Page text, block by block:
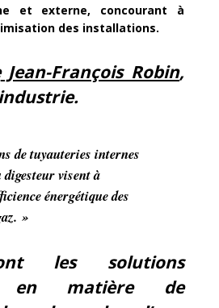
et externe, concourant à
des installations.
Jean-François Robin,
de tuyauteries internes
digesteur visent à
énergétique des
»
les solutions
en matière de